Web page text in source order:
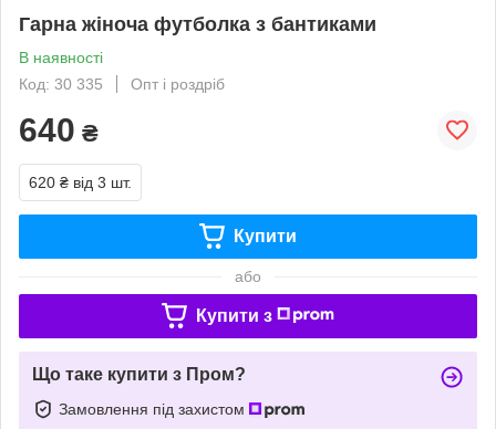
Гарна жіноча футболка з бантиками
В наявності
Код: 30 335
Опт і роздріб
640 ₴
620 ₴ від 3 шт.
Купити
або
Купити з
Що таке купити з Пром?
Замовлення під захистом